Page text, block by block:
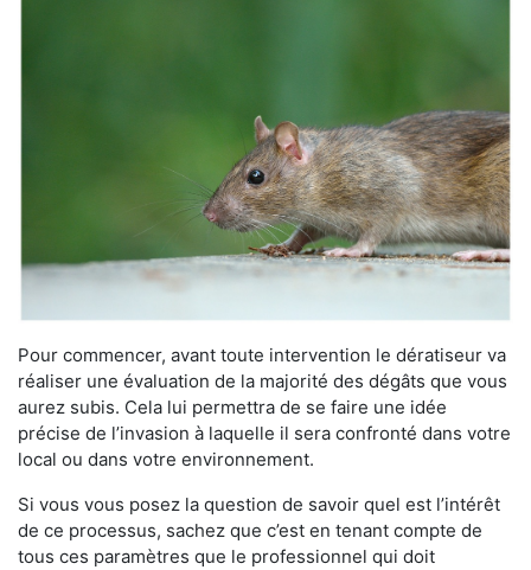
Pour commencer, avant toute intervention le dératiseur va
réaliser une évaluation de la majorité des dégâts que vous
aurez subis. Cela lui permettra de se faire une idée
précise de l’invasion à laquelle il sera confronté dans votre
local ou dans votre environnement.
Si vous vous posez la question de savoir quel est l’intérêt
de ce processus, sachez que c’est en tenant compte de
tous ces paramètres que le professionnel qui doit